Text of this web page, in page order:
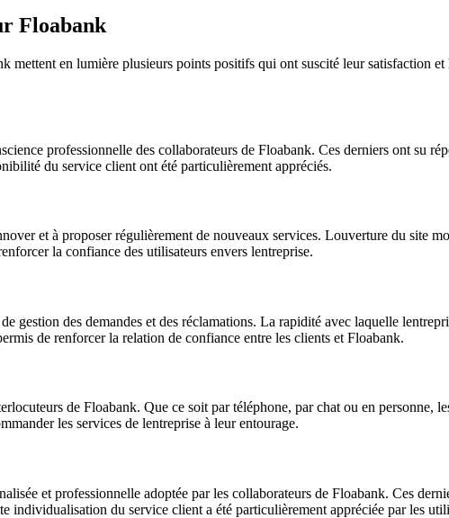
Floabank
mettent en lumière plusieurs points positifs qui ont suscité leur satisfaction
professionnelle des collaborateurs de Floabank. Ces derniers ont su
du service client ont été particulièrement appréciés.
et à proposer régulièrement de nouveaux services. Louverture du site
la confiance des utilisateurs envers lentreprise.
gestion des demandes et des réclamations. La rapidité avec laquelle
de renforcer la relation de confiance entre les clients et Floabank.
de Floabank. Que ce soit par téléphone, par chat ou en personne,
les services de lentreprise à leur entourage.
et professionnelle adoptée par les collaborateurs de Floabank. Ces
individualisation du service client a été particulièrement appréciée par les